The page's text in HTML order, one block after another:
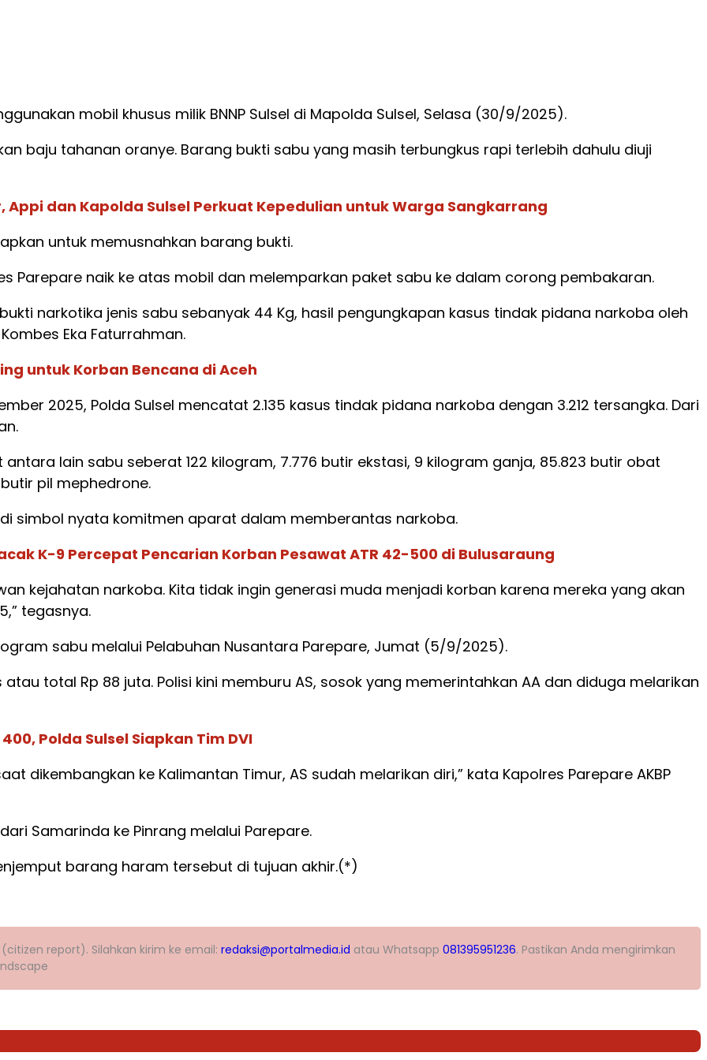
mobil khusus milik BNNP Sulsel di Mapolda Sulsel, Selasa (30/9/2025).
baju tahanan oranye. Barang bukti sabu yang masih terbungkus rapi terlebih dahulu diuji
Appi dan Kapolda Sulsel Perkuat Kepedulian untuk Warga Sangkarrang
untuk memusnahkan barang bukti.
Parepare naik ke atas mobil dan melemparkan paket sabu ke dalam corong pembakaran.
narkotika jenis sabu sebanyak 44 Kg, hasil pengungkapan kasus tindak pidana narkoba oleh
Eka Faturrahman.
untuk Korban Bencana di Aceh
2025, Polda Sulsel mencatat 2.135 kasus tindak pidana narkoba dengan 3.212 tersangka. Dari
lain sabu seberat 122 kilogram, 7.776 butir ekstasi, 9 kilogram ganja, 85.823 butir obat
pil mephedrone.
simbol nyata komitmen aparat dalam memberantas narkoba.
K-9 Percepat Pencarian Korban Pesawat ATR 42-500 di Bulusaraung
kejahatan narkoba. Kita tidak ingin generasi muda menjadi korban karena mereka yang akan
tegasnya.
sabu melalui Pelabuhan Nusantara Parepare, Jumat (5/9/2025).
total Rp 88 juta. Polisi kini memburu AS, sosok yang memerintahkan AA dan diduga melarikan
Polda Sulsel Siapkan Tim DVI
dikembangkan ke Kalimantan Timur, AS sudah melarikan diri,” kata Kapolres Parepare AKBP
Samarinda ke Pinrang melalui Parepare.
barang haram tersebut di tujuan akhir.(*)
report). Silahkan kirim ke email: redaksi@portalmedia.id atau Whatsapp 081395951236. Pastikan Anda mengirimkan